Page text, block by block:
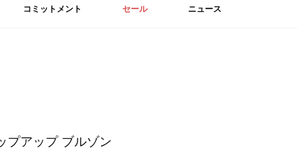
コミットメント セール ニュース
プアップ ブルゾン